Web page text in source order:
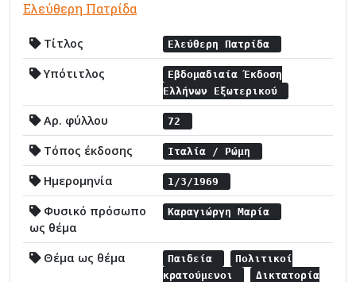
Ελεύθερη Πατρίδα
Τίτλος Ελεύθερη Πατρίδα
Υπότιτλος
Εβδομαδιαία Έκδοση
Ελλήνων Εξωτερικού
Αρ. φύλλου 72
Τόπος έκδοσης Ιταλία / Ρώμη
Ημερομηνία 1/3/1969
Φυσικό πρόσωπο
ως θέμα
Καραγιώργη Μαρία
Θέμα ως θέμα Παιδεία
Πολιτικοί
κρατούμενοι
Δικτατορία